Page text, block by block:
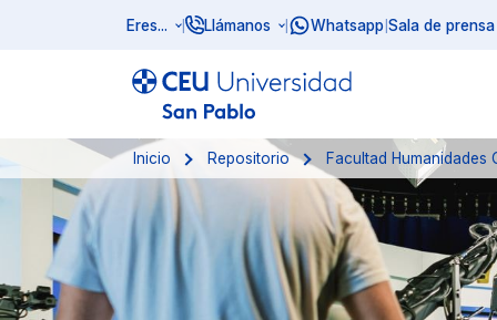
Eres... | Llámanos | Whatsapp Sala de prensa
Inicio Repositorio Facultad Humanidades